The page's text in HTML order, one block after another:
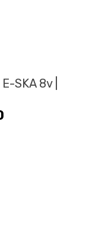
SKA 8v |